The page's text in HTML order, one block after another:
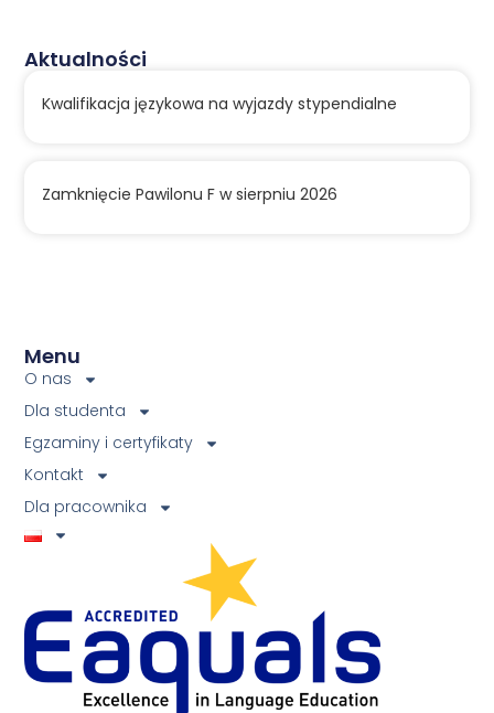
Menu
O nas
Dla studenta
Egzaminy i certyfikaty
Kontakt
Dla pracownika
Aktualności
Kwalifikacja językowa na wyjazdy stypendialne
Zamknięcie Pawilonu F w sierpniu 2026